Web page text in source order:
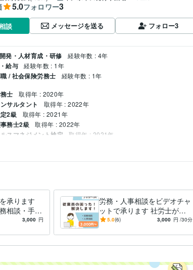
5.0フォロワー3
談 メッセージを送る フォロー3
発・人材育成・研修 経験年数 : 4年
給与 経験年数 : 1年
/ 社会保険労務士 経験年数 : 1年
士 取得年 : 2020年
サルタント 取得年 : 2022年
2級 取得年 : 2021年
務士2級 取得年 : 2022年
スマネジメント検定 取得年 : 2021年
承ります
相談・手続
ャットで承
3,000 円
労務・人事相談をビデオチャ
ットで承ります 社労士が人
事・労務の相談に30分から応
5.0(6) 3,000 円 /30分